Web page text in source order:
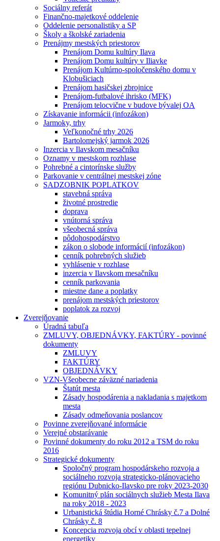
Sociálny referát
Finančno-majetkové oddelenie
Oddelenie personalistiky a SP
Školy a školské zariadenia
Prenájmy mestských priestorov
Prenájom Domu kultúry Ilava
Prenájom Domu kultúry v Iliavke
Prenájom Kultúrno-spoločenského domu v
Klobušiciach
Prenájom hasičskej zbrojnice
Prenájom-futbalové ihrisko (MFK)
Prenájom telocvične v budove bývalej OA
Získavanie informácii (infozákon)
Jarmoky, trhy
Veľkonočné trhy 2026
Bartolomejský jarmok 2026
Inzercia v Ilavskom mesačníku
Oznamy v mestskom rozhlase
Pohrebné a cintorínske služby
Parkovanie v centrálnej mestskej zóne
SADZOBNIK POPLATKOV
stavebná správa
životné prostredie
doprava
vnútorná správa
všeobecná správa
pôdohospodárstvo
zákon o slobode informácií (infozákon)
cenník pohrebných služieb
vyhlásenie v rozhlase
inzercia v Ilavskom mesačníku
cenník parkovania
miestne dane a poplatky
prenájom mestských priestorov
poplatok za rozvoj
Zverejňovanie
Úradná tabuľa
ZMLUVY, OBJEDNÁVKY, FAKTÚRY - povinné
dokumenty
ZMLUVY
FAKTÚRY
OBJEDNÁVKY
VZN-Všeobecne záväzné nariadenia
Štatút mesta
Zásady hospodárenia a nakladania s majetkom
mesta
Zásady odmeňovania poslancov
Povinne zverejňované informácie
Verejné obstarávanie
Povinné dokumenty do roku 2012 a TSM do roku
2016
Strategické dokumenty
Spoločný program hospodárskeho rozvoja a
sociálneho rozvoja strategicko-plánovacieho
regiónu Dubnicko-Ilavsko pre roky 2023-2030
Komunitný plán sociálnych služieb Mesta Ilava
na roky 2018 - 2023
Urbanistická štúdia Horné Chrásky č.7 a Dolné
Chrásky č. 8
Koncepcia rozvoja obcí v oblasti tepelnej
energetiky